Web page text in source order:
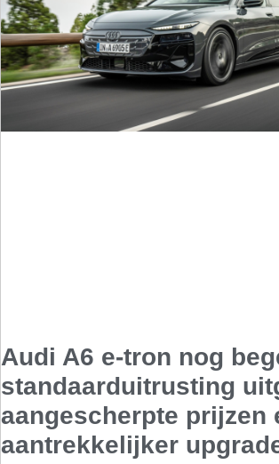
Audi A6 e-tron nog
standaarduitrusting
aangescherpte prijzen
aantrekkelijker